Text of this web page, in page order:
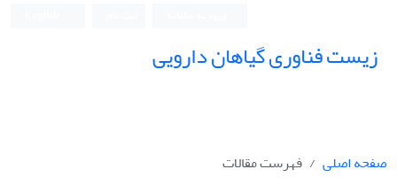
زیست فناوری گیاهان دارویی
صفحه اصلی
فهرست مقالات